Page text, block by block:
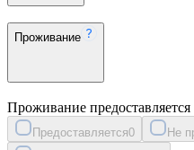
Проживание
Проживание предоставляется
Предоставляется0 Не